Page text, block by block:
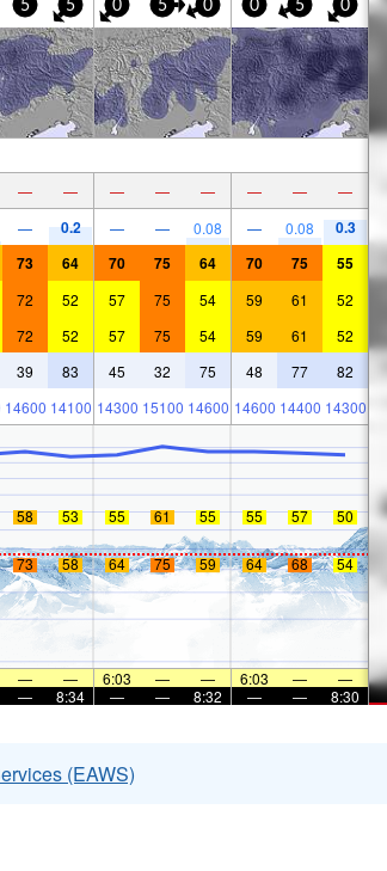
5 5 0 5 0 0 5 0
— — — — — — — —
— 0.2 — — 0.08 — 0.08 0.3
73 64 70 75 64 70 75 55
72 52 57 75 54 59 61 52
72 52 57 75 54 59 61 52
39 83 45 32 75 48 77 82
14600 14100 14300 15100 14600 14600 14400 14300
58 53 55 61 55 55 57 50
73 58 64 75 59 64 68 54
— — 6:03 — — 6:03 —
—
— 8:34 — — 8:32 — — 8:30
(EAWS)